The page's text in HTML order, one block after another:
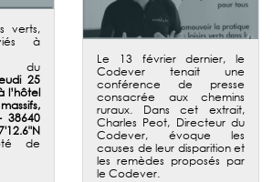
verts,
à
du
25
l’hôtel
38640
de
Le 13 février dernier, le
Codever tenait une
conférence de presse
consacrée aux chemins
ruraux. Dans cet extrait,
Charles Peot, Directeur du
Codever, évoque les
causes de leur disparition et
les remèdes proposés par
le Codever.